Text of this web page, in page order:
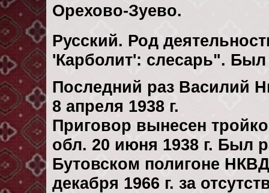
Орехово-Зуево.
Русский. Род
'Карболит': слесарь".
Последний раз Василий
8 апреля 1938 г.
Приговор вынесен
обл. 20 июня 1938 г. Был
Бутовском полигоне
декaбря 1966 г. за